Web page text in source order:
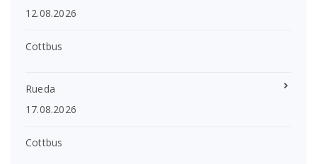
12.08.2026
Cottbus
Rueda
17.08.2026
Cottbus